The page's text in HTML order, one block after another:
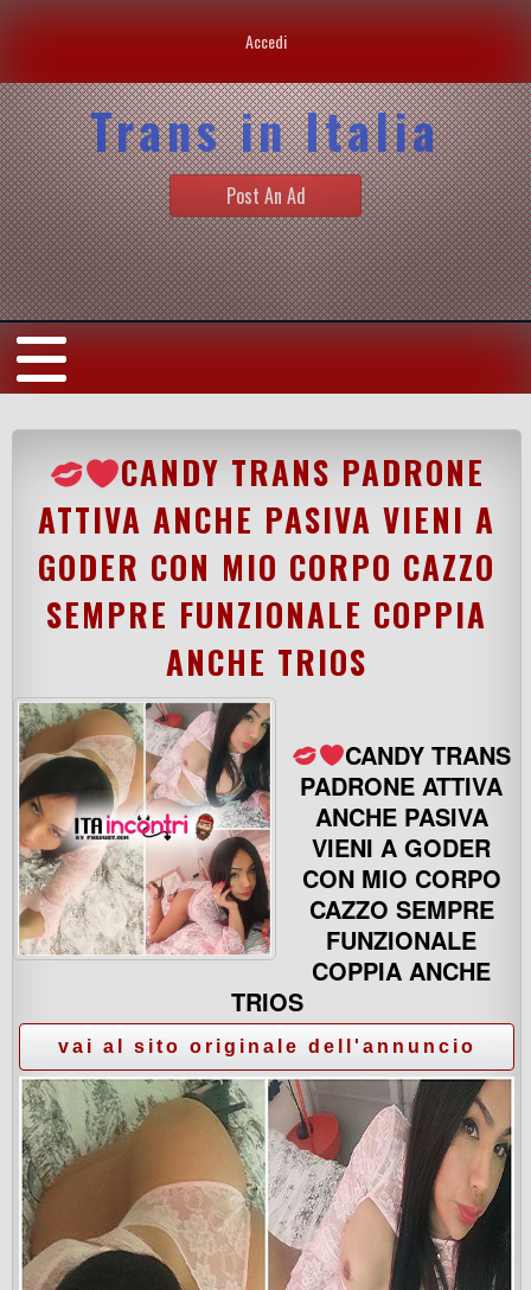
Accedi
Trans in Italia
Post An Ad
CANDY TRANS PADRONE
ATTIVA ANCHE PASIVA VIENI A
GODER CON MIO CORPO CAZZO
SEMPRE FUNZIONALE COPPIA
ANCHE TRIOS
CANDY TRANS
PADRONE ATTIVA
ANCHE PASIVA
VIENI A GODER
CON MIO CORPO
CAZZO SEMPRE
FUNZIONALE
COPPIA ANCHE
TRIOS